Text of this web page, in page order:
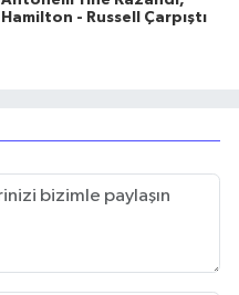
Hamilton - Russell Çarpıştı